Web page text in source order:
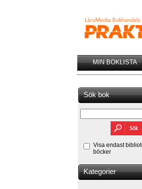
MIN BOKLISTA
Sök bok
Visa endast
böcker
Kategorier